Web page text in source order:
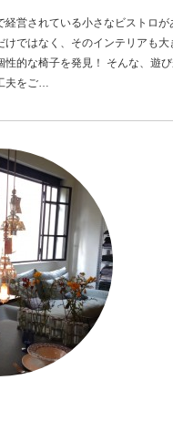
営されている小さなビストロ
けではなく、そのインテリアも
性的な椅子を発見！ そんな、遊
夫をご…